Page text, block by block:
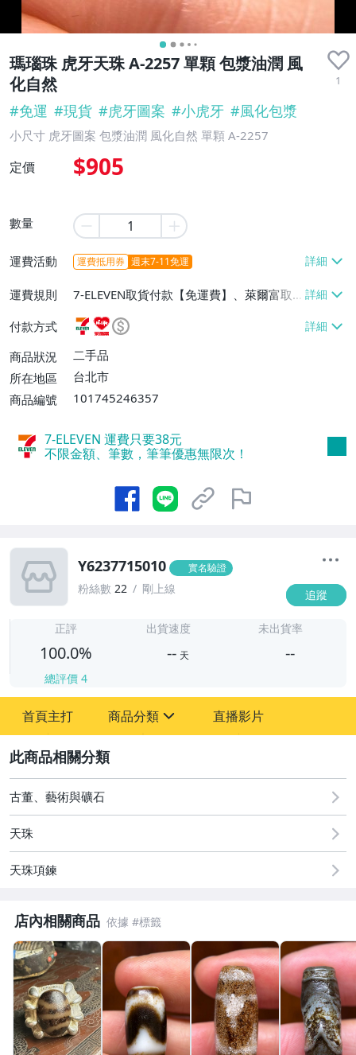
瑪瑙珠 虎牙天珠 A-2257 單顆 包漿油潤 風
化自然
1
#免運 #現貨 #虎牙圖案 #小虎牙 #風化包漿
小尺寸 虎牙圖案 包漿油潤 風化自然 單顆 A-2257
定價 $905
數量
運費活動 運費抵用券 週末7-11免運
運費規則
7-ELEVEN取貨付款【免運費】、萊爾富取
貨付款【免運費】、宅配/貨運【免運費】
付款方式
商品狀況
二手品
所在地區
台北市
商品編號
101745246357
7-ELEVEN 運費只要38元
不限金額、筆數，筆筆優惠無限次！
Y6237715010 實名驗證
粉絲數 22 剛上線 追蹤
正評
100.0%
總評價 4
出貨速度
-- 天
未出貨率
--
首頁主打 商品分類
古董、藝術與礦石
居家、家具與園藝
女裝與服飾配件
直播影片
古董、藝術與礦石
天珠
天珠項鍊
店內相關商品